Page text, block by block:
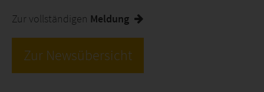
Zur vollständigen Meldung
Zur Newsübersicht